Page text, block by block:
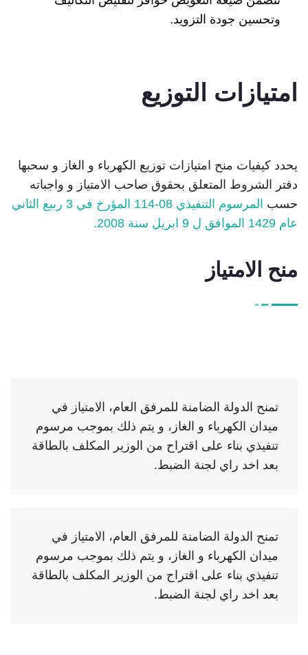
وتحسين جودة التزويد.
امتيازات التوزيع
يحدد كيفيات منح امتيازات توزيع الكهرباء و الغاز و سحبها
دفتر الشروط المتعلق بحقوق صاحب الامتياز و واجباته
حسب
المرسوم التنفيذي 08-114 المؤرخ في 3 ربيع الثاني
عام 1429 الموافق ل 9 ابريل سنة 2008.
منح الامتياز
تمنح الدولة الضامنة للمرفق العام، الامتياز في
ميدان الكهرباء و الغاز، و يتم ذلك بموجب مرسوم
تنفيذي بناء على اقتراح من الوزير المكلف بالطاقة
بعد اخد راي لجنة الضبط.
تمنح الدولة الضامنة للمرفق العام، الامتياز في
ميدان الكهرباء و الغاز، و يتم ذلك بموجب مرسوم
تنفيذي بناء على اقتراح من الوزير المكلف بالطاقة
بعد اخد راي لجنة الضبط.